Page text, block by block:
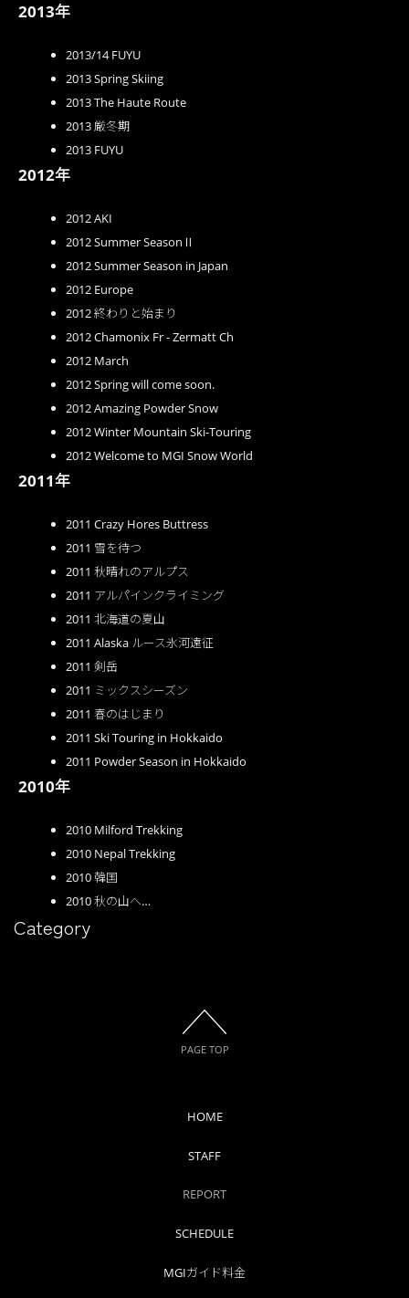
2013年
2013/14 FUYU
2013 Spring Skiing
2013 The Haute Route
2013 厳冬期
2013 FUYU
2012年
2012 AKI
2012 Summer SeasonⅡ
2012 Summer Season in Japan
2012 Europe
2012 終わりと始まり
2012 Chamonix Fr - Zermatt Ch
2012 March
2012 Spring will come soon.
2012 Amazing Powder Snow
2012 Winter Mountain Ski-Touring
2012 Welcome to MGI Snow World
2011年
2011 Crazy Hores Buttress
2011 雪を待つ
2011 秋晴れのアルプス
2011 アルパインクライミング
2011 北海道の夏山
2011 Alaska ルース氷河遠征
2011 剣岳
2011 ミックスシーズン
2011 春のはじまり
2011 Ski Touring in Hokkaido
2011 Powder Season in Hokkaido
2010年
2010 Milford Trekking
2010 Nepal Trekking
2010 韓国
2010 秋の山へ…
Category
PAGE TOP
HOME
STAFF
REPORT
SCHEDULE
MGIガイド料金